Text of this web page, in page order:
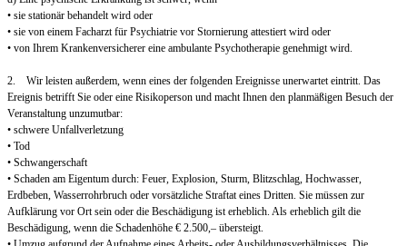
• sie stationär behandelt wird oder
• sie von einem Facharzt für Psychiatrie vor Stornierung attestiert wird oder
• von Ihrem Krankenversicherer eine ambulante Psychotherapie genehmigt wird.
2. Wir leisten außerdem, wenn eines der folgenden Ereignisse unerwartet eintritt. Das
Ereignis betrifft Sie oder eine Risikoperson und macht Ihnen den planmäßigen Besuch der
Veranstaltung unzumutbar:
• schwere Unfallverletzung
• Tod
• Schwangerschaft
• Schaden am Eigentum durch: Feuer, Explosion, Sturm, Blitzschlag, Hochwasser,
Erdbeben, Wasserrohrbruch oder vorsätzliche Straftat eines Dritten. Sie müssen zur
Aufklärung vor Ort sein oder die Beschädigung ist erheblich. Als erheblich gilt die
Beschädigung, wenn die Schadenhöhe € 2.500,– übersteigt.